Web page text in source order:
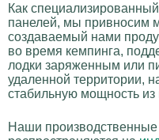
Как
панелей, мы привносим
создаваемый нами
во время кемпинга,
лодки заряженным или
удаленной территории,
стабильную мощность из
Наши